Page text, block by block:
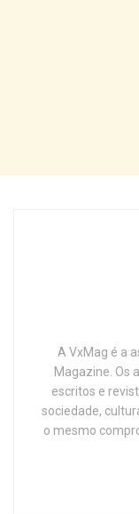
A VxMag é a
Magazine. Os
escritos e
sociedade,
o mesmo